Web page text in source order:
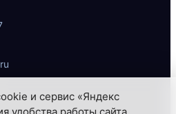
и сервис «Яндекс